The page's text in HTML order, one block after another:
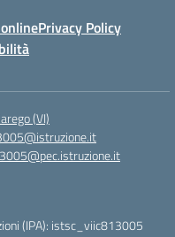
Privacy Policy
(VI)
(IPA): istsc_viic813005